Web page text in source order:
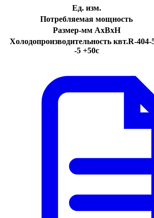
Ед. изм.
Потребляемая мощность
Размер-мм AxBxH
Холодопроизводительность квт.R-404-
-5 +50с